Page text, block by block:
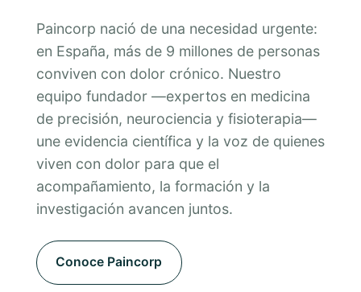
Paincorp nació de una necesidad urgente:
en España, más de 9 millones de personas
conviven con dolor crónico. Nuestro
equipo fundador —expertos en medicina
de precisión, neurociencia y fisioterapia—
une evidencia científica y la voz de quienes
viven con dolor para que el
acompañamiento, la formación y la
investigación avancen juntos.
Conoce Paincorp